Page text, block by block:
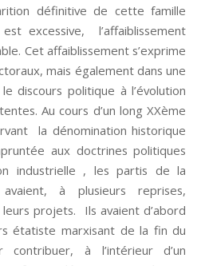
définitive de cette famille
excessive, l’affaiblissement
Cet affaiblissement s’exprime
mais également dans une
discours politique à l’évolution
Au cours d’un long XXème
la dénomination historique
aux doctrines politiques
industrielle , les partis de la
à plusieurs reprises,
projets. Ils avaient d’abord
étatiste marxisant de la fin du
contribuer, à l’intérieur d’un